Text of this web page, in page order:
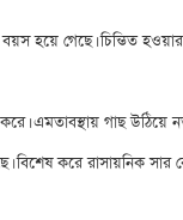
হয়ে গেছে। চিন্তিত
এমতাবস্থায় গাছ উঠিয়ে
করে রাসায়নিক সার